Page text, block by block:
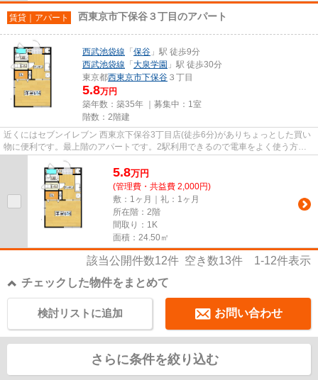
賃貸｜アパート 西東京市下保谷３丁目のアパート
西武池袋線 「 保谷 」駅 徒歩9分
西武池袋線 「 大泉学園 」駅 徒歩30分
東京都西東京市下保谷 ３丁目
5.8万円
築年数：築35年 ｜募集中： 1室
階数：2階建
近くにはセブンイレブン 西東京下保谷3丁目店(徒歩6分)がありちょっとした買い
物に便利です。最上階のアパートです。2駅利用できるので電車をよく使う方に
おすすめな物件です。こちら...
5.8万円
(管理費・共益費 2,000円)
敷：1ヶ月｜礼：1ヶ月
所在階：2階
間取り：1K
面積：24.50㎡
該当公開件数12件 空き数13件 1-12件表示
チェックした物件をまとめて
お問い合わせ
検討リストに追加
さらに条件を絞り込む